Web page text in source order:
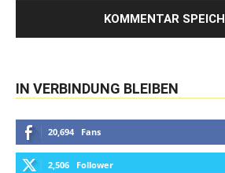
IN VERBINDUNG BLEIBEN
20,694 Fans
2,506 Follower